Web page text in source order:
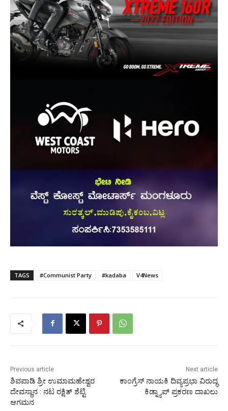
TAGS #Communist Party #kadaba V4News
Previous article
ಶಿವಪಾಡಿ ಶ್ರೀ ಉಮಾಮಹೇಶ್ವರ
ದೇವಸ್ಥಾನ : ನಟ ರಕ್ಷಿತ್ ಶೆಟ್ಟಿ
ಆಗಮನ
Next article
ಕಾಂಗ್ರೆಸ್ ನಾಯಕಿ ದಿವ್ಯಪ್ರಭಾ ವಿರುದ್ಧ
ಕಿಡ್ನ್ಯಾಪ್ ಪ್ರಕರಣ ದಾಖಲು